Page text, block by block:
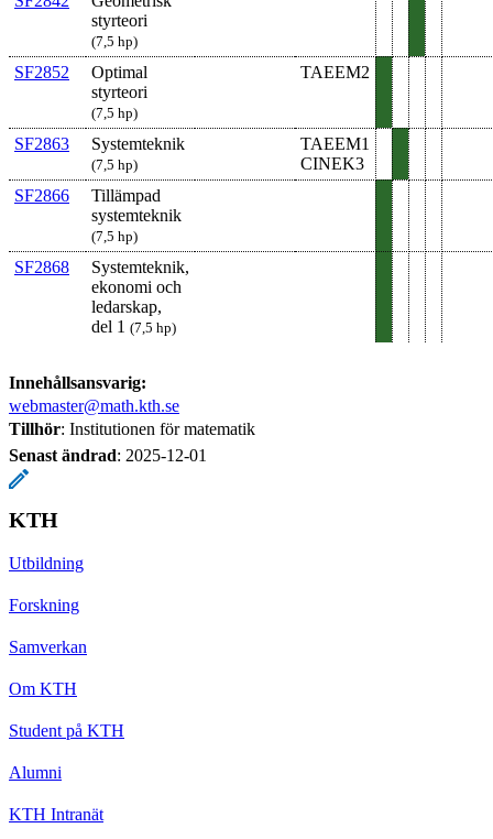
styrteori
(7,5 hp)
SF2852
Optimal
styrteori
(7,5 hp)
TAEEM2
SF2863 Systemteknik
(7,5 hp)
TAEEM1
CINEK3
SF2866
Tillämpad
system­teknik
(7,5 hp)
SF2868
Systemteknik,
ekonomi och
ledarskap,
del 1 (7,5 hp)
Innehållsansvarig:
webmaster@math.kth.se
Tillhör: Institutionen för matematik
Senast ändrad: 2025-12-01
KTH
Utbildning
Forskning
Samverkan
Om KTH
Student på KTH
Alumni
KTH Intranät